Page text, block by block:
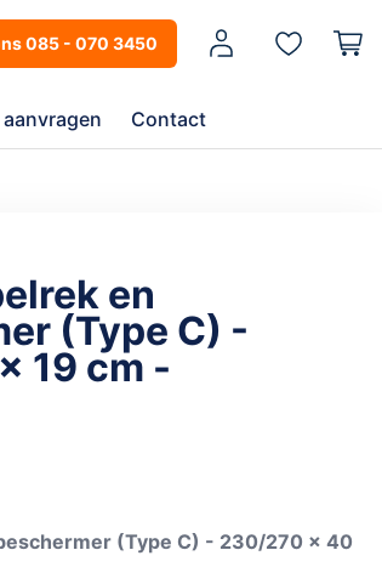
085 - 070 3450 Mijn account
Contact
en
(Type C) -
19 cm -
(Type C) - 230/270 x 40